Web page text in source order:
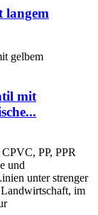
langem
mit
PP, PPR
und
unter strenger
im